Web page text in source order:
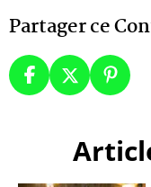
Partager ce